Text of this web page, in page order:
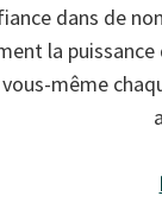
dans de
la
même